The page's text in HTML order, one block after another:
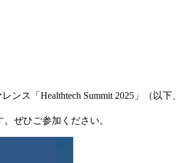
ス「Healthtech Summit 2025」（以下、
ぜひご参加ください。